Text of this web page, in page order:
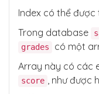
Index có thể
Trong database
grades có một
Array này có các
score , như được